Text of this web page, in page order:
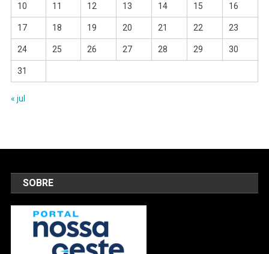
10 11 12 13 14 15 16
17 18 19 20 21 22 23
24 25 26 27 28 29 30
31
« jul
SOBRE